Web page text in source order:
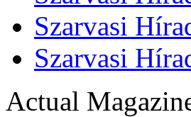
Szarvasi
Szarvasi
Actual